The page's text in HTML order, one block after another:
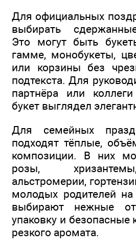
Для официальных
выбирать
Это могут быть
гамме, монобукеты,
или корзины без
подтекста. Для
партнёра или
букет выглядел
Для семейных
подходят тёплые,
композиции. В них
розы,
альстромерии,
молодых родителей
выбирают нежные
упаковку и безопасные
резкого аромата.